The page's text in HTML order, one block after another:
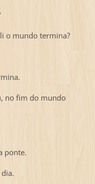
o mundo termina?
no fim do mundo
ponte.